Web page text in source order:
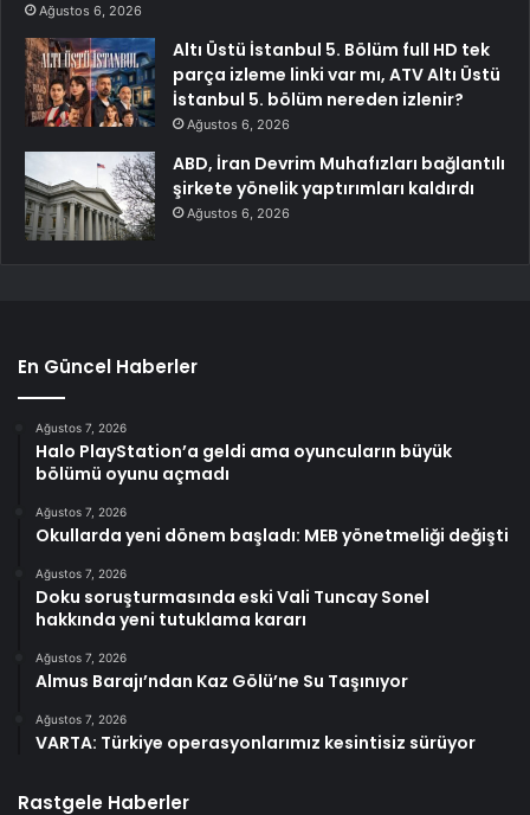
Ağustos 6, 2026
Altı Üstü İstanbul 5. Bölüm full HD tek
parça izleme linki var mı, ATV Altı Üstü
İstanbul 5. bölüm nereden izlenir?
Ağustos 6, 2026
ABD, İran Devrim Muhafızları bağlantılı
şirkete yönelik yaptırımları kaldırdı
Ağustos 6, 2026
En Güncel Haberler
Ağustos 7, 2026
Halo PlayStation’a geldi ama oyuncuların büyük
bölümü oyunu açmadı
Ağustos 7, 2026
Okullarda yeni dönem başladı: MEB yönetmeliği değişti
Ağustos 7, 2026
Doku soruşturmasında eski Vali Tuncay Sonel
hakkında yeni tutuklama kararı
Ağustos 7, 2026
Almus Barajı’ndan Kaz Gölü’ne Su Taşınıyor
Ağustos 7, 2026
VARTA: Türkiye operasyonlarımız kesintisiz sürüyor
Rastgele Haberler